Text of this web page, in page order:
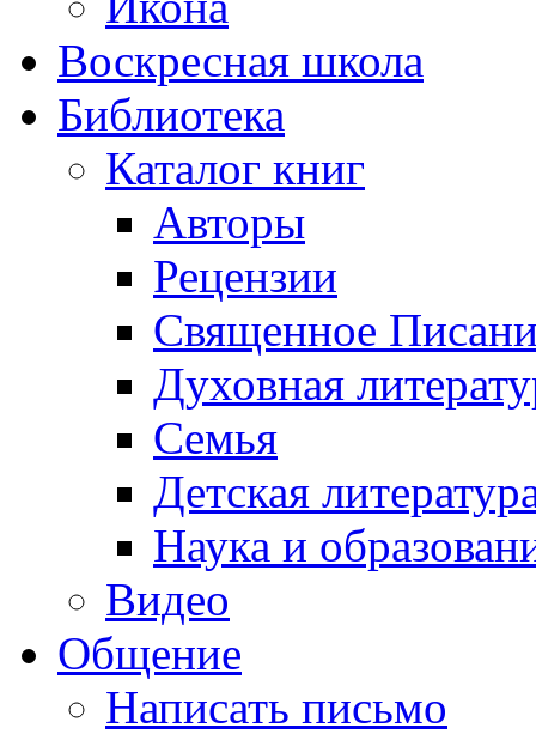
Воскресная школа
Библиотека
Каталог книг
Авторы
Рецензии
Священное
Духовная
Семья
Детская
Наука и
Видео
Общение
Написать письмо